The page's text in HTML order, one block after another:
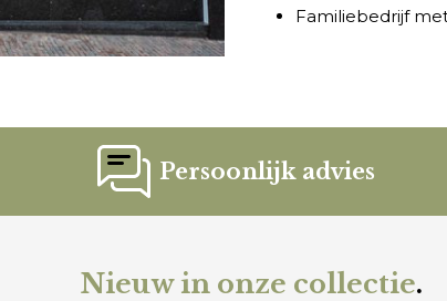
Familiebedrijf
Persoonlijk advies
Nieuw in onze collectie.